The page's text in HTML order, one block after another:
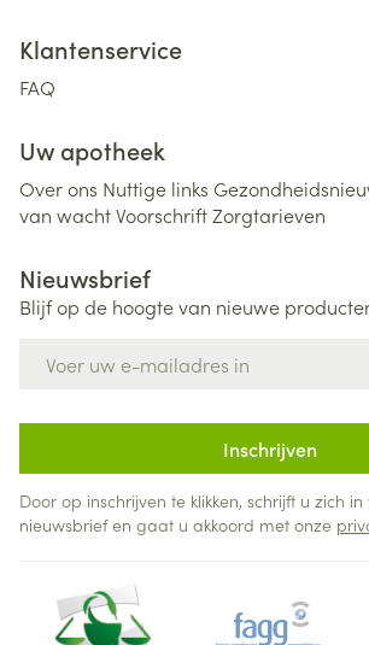
Klantenservice
FAQ
Uw apotheek
Over ons Nuttige links
van wachtVoorschriftZorgtarieven
Nieuwsbrief
Blijf op de hoogte van nieuwe
Inschrijven
Door op inschrijven te klikken, schrijft u zich
nieuwsbrief en gaat u akkoord met onze